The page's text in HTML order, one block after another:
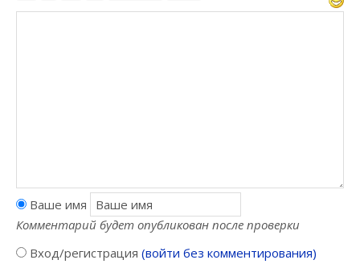
Ваше имя
Комментарий будет опубликован после проверки
Вход/регистрация (войти без комментирования)